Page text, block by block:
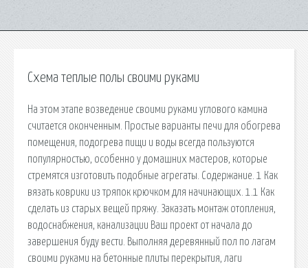
Схема теплые полы своими руками
На этом этапе возведение своими руками углового камина
считается оконченным. Простые варианты печи для обогрева
помещения, подогрева пищи и воды всегда пользуются
популярностью, особенно у домашних мастеров, которые
стремятся изготовить подобные агрегаты. Содержание. 1 Как
вязать коврики из тряпок крючком для начинающих. 1.1 Как
сделать из старых вещей пряжу. Заказать монтаж отопления,
водоснабжения, канализации Ваш проект от начала до
завершения буду вести. Выполняя деревянный пол по лагам
своими руками на бетонные плиты перекрытия, лаги